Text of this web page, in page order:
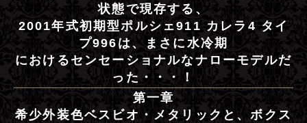
状態で現存する、
2001年式初期型ポルシェ911 カレラ4 タイ
プ996は、まさに水冷期
におけるセンセーショナルなナローモデルだ
った・・・！
第一章
希少外装色ベスビオ・メタリックと、ボクス